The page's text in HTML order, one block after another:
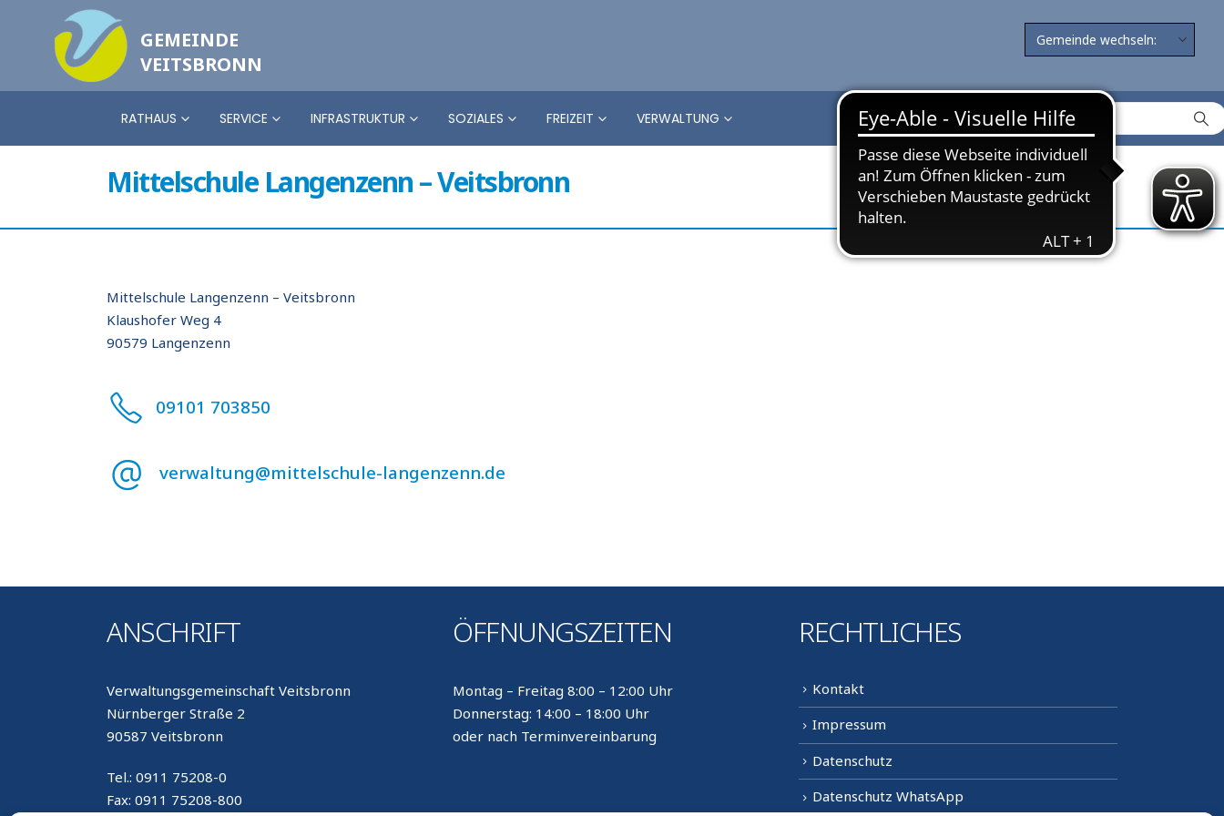
GEMEINDE
VEITSBRONN
RATHAUS SERVICE INFRASTRUKTUR SOZIALES FREIZEIT VERWALTUNG
Mittelschule Langenzenn – Veitsbronn
Mittelschule Langenzenn – Veitsbronn
Klaushofer Weg 4
90579 Langenzenn
09101 703850
verwaltung@mittelschule-langenzenn.de
ANSCHRIFT
Verwaltungsgemeinschaft Veitsbronn
Nürnberger Straße 2
90587 Veitsbronn
Tel.: 0911 75208-0
Fax: 0911 75208-800
ÖFFNUNGSZEITEN
Montag – Freitag 8:00 – 12:00 Uhr
Donnerstag: 14:00 – 18:00 Uhr
oder nach Terminvereinbarung
RECHTLICHES
Kontakt
Impressum
Datenschutz
Datenschutz WhatsApp